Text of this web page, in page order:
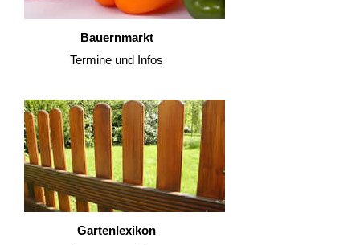
Bauernmarkt
Termine und Infos
Gartenlexikon